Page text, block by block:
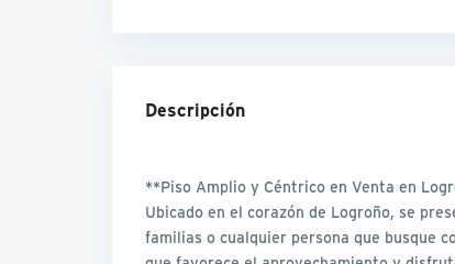
Descripción
**Piso Amplio y Céntrico en Venta en
Ubicado en el corazón de Logroño, se
familias o cualquier persona que busque